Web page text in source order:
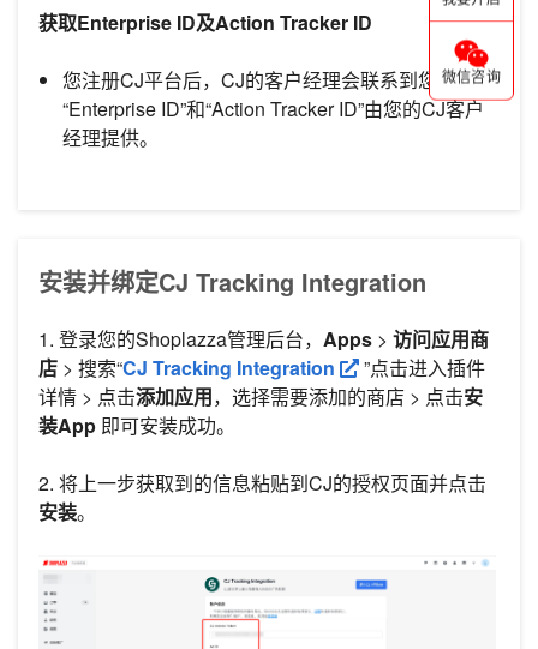
获取Enterprise ID及Action Tracker ID
您注册CJ平台后，CJ的客户经理会联系到您，
“Enterprise ID”和“Action Tracker ID”由您的CJ客户
经理提供。
安装并绑定CJ Tracking Integration
1. 登录您的Shoplazza管理后台， Apps > 访问应用商
店 > 搜索“CJ Tracking Integration
”点击进入插件
详情 > 点击添加应用，选择需要添加的商店 > 点击安
装App 即可安装成功。
2. 将上一步获取到的信息粘贴到CJ的授权页面并点击
安装。
微信咨询